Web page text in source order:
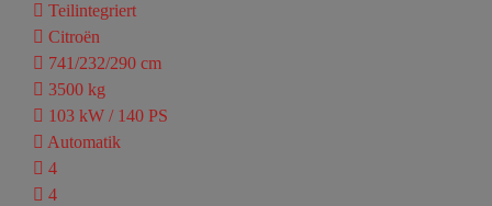
Teilintegriert
Citroën
741/232/290 cm
3500 kg
103 kW / 140 PS
Automatik
4
4